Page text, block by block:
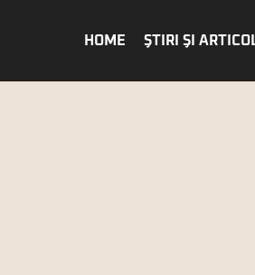
HOME ŞTIRI ŞI